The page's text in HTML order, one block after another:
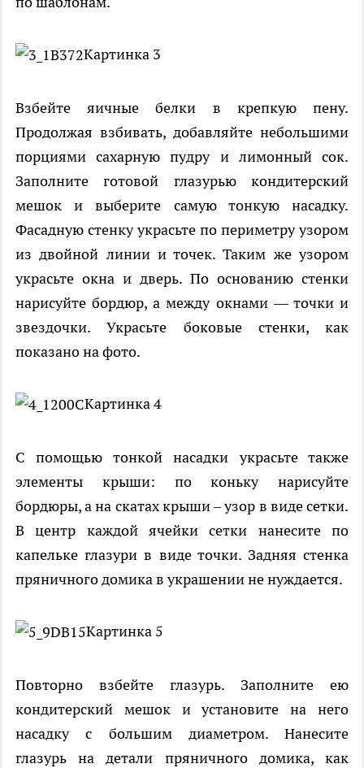
Картинка 3
Взбейте яичные белки в крепкую пену.
Продолжая взбивать, добавляйте небольшими
порциями сахарную пудру и лимонный сок.
Заполните готовой глазурью кондитерский
мешок и выберите самую тонкую насадку.
Фасадную стенку украсьте по периметру узором
из двойной линии и точек. Таким же узором
украсьте окна и дверь. По основанию стенки
нарисуйте бордюр, а между окнами — точки и
звездочки. Украсьте боковые стенки, как
показано на фото.
Картинка 4
С помощью тонкой насадки украсьте также
элементы крыши: по коньку нарисуйте
бордюры, а на скатах крыши – узор в виде сетки.
В центр каждой ячейки сетки нанесите по
капельке глазури в виде точки. Задняя стенка
пряничного домика в украшении не нуждается.
Картинка 5
Повторно взбейте глазурь. Заполните ею
кондитерский мешок и установите на него
насадку с большим диаметром. Нанесите
глазурь на детали пряничного домика, как